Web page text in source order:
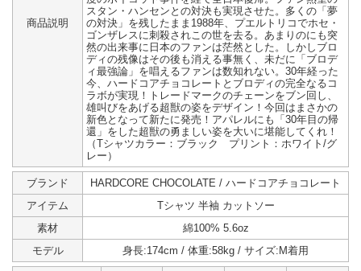
商品説明
スタン・ハンセンとの対決も実現させた。多くの「夢
の対決」を残したまま1988年、プエルトリコでホセ・
ゴンザレスに刺殺されこの世を去る。あまりのにも突
然の出来事に日本のファンは茫然とした。しかしブロ
ディの残像はその後も消える事無く、未だに「ブロデ
ィ最強論」を唱えるファンは数知れない。30年経った
今、ハードコアチョコレートとブロディの完全なるコ
ラボが実現！トレードマークのチェーンをブン回し、
雄叫びをあげる超獣の姿をデザイン！今回はまさかの
新色となって新たに発売！アパレルにも「30年目の帰
還」をした超獣の勇ましい姿を大いに堪能してくれ！
（Tシャツカラー：ブラック プリント：ホワイト/グ
レー）
ブランド
HARDCORE CHOCOLATE / ハードコアチョコレート
アイテム
Tシャツ 半袖 カットソー
素材
綿100% 5.6oz
モデル
身長:174cm / 体重:58kg / サイズ:M着用